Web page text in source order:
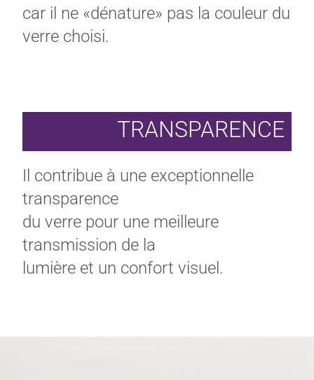
car il ne «dénature» pas la couleur du
verre choisi.
TRANSPARENCE
Il contribue à une exceptionnelle
transparence
du verre pour une meilleure
transmission de la
lumière et un confort visuel .